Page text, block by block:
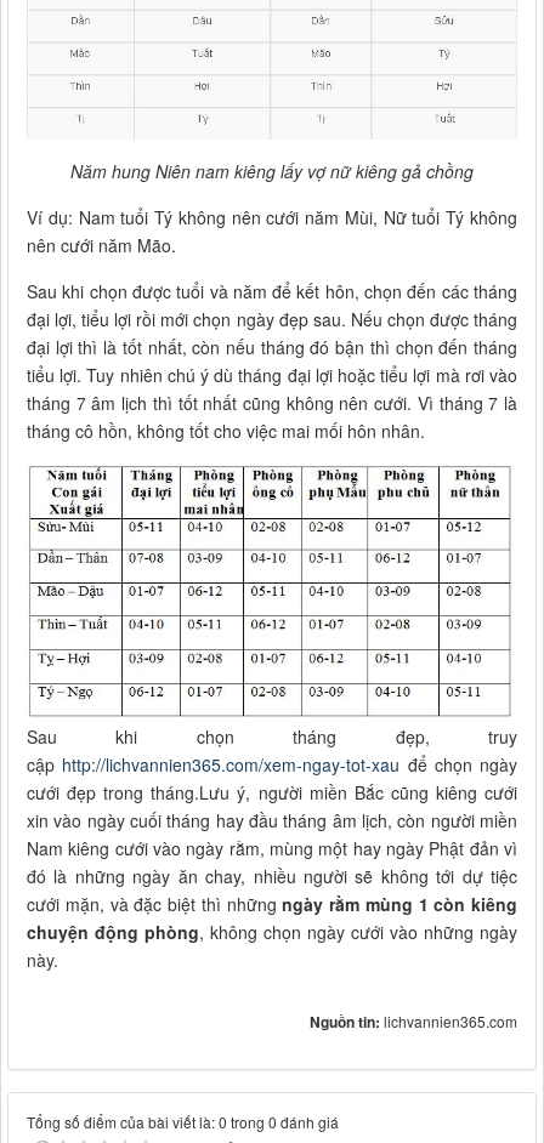
Năm hung Niên nam kiêng lấy vợ nữ kiêng gả chồng
Ví dụ: Nam tuổi Tý không nên cưới năm Mùi, Nữ tuổi Tý không
nên cưới năm Mão.
Sau khi chọn được tuổi và năm để kết hôn, chọn đến các tháng
đại lợi, tiểu lợi rồi mới chọn ngày đẹp sau. Nếu chọn được tháng
đại lợi thì là tốt nhất, còn nếu tháng đó bận thì chọn đến tháng
tiểu lợi. Tuy nhiên chú ý dù tháng đại lợi hoặc tiểu lợi mà rơi vào
tháng 7 âm lịch thì tốt nhất cũng không nên cưới. Vì tháng 7 là
tháng cô hồn, không tốt cho việc mai mối hôn nhân.
Sau khi chọn tháng đẹp, truy
cập http://lichvannien365.com/xem-ngay-tot-xau để chọn ngày
cưới đẹp trong tháng.Lưu ý, người miền Bắc cũng kiêng cưới
xin vào ngày cuối tháng hay đầu tháng âm lịch, còn người miền
Nam kiêng cưới vào ngày rằm, mùng một hay ngày Phật đản vì
đó là những ngày ăn chay, nhiều người sẽ không tới dự tiệc
cưới mặn, và đặc biệt thì nhữngngày rằm mùng 1 còn kiêng
chuyện động phòng, không chọn ngày cưới vào những ngày
này.
Nguồn tin: lichvannien365.com
Tổng số điểm của bài viết là: 0 trong 0 đánh giá